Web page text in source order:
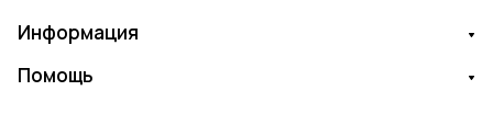
Информация
Помощь